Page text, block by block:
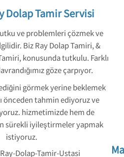
Dolap Tamir Servisi
ve problemleri çözmek ve
Biz Ray Dolap Tamiri, &
konusunda tutkulu. Farklı
göze çarpıyor.
görmek yerine beklemek
önceden tahmin ediyoruz ve
hizmetimizde hem de
sürekli iyileştirmeler yapmak
istiyoruz.